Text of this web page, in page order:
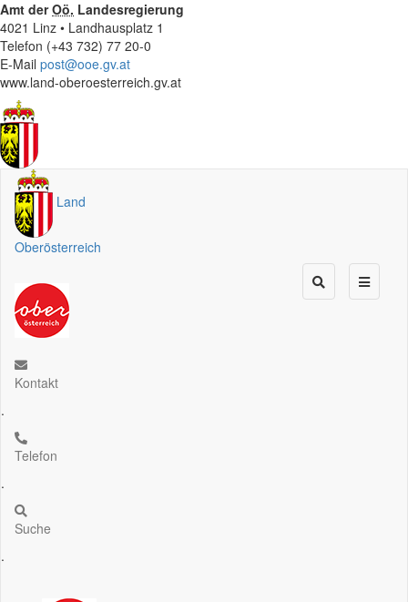
Amt derOö. Landesregierung
4021 Linz • Landhausplatz 1
Telefon (+43 732) 77 20-0
E-Mail post@ooe.gv.at
www.land-oberoesterreich.gv.at
Land
Oberösterreich
Kontakt
.
Telefon
.
Suche
.